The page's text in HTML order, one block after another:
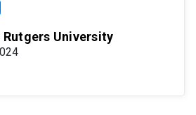
Rutgers University